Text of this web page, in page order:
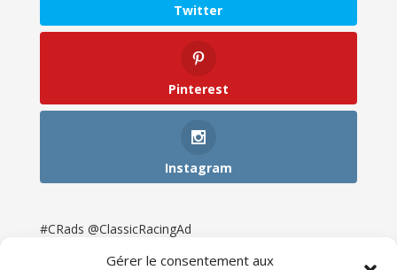
Gérer le consentement aux
Twitter
Pinterest
Instagram
#CRads @ClassicRacingAd